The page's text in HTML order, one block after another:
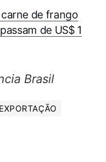
de frango
de US$ 1
Brasil
EXPORTAÇÃO